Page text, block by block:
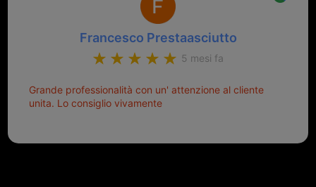
Francesco Prestaasciutto
5 mesi fa
Grande professionalità con un' attenzione al cliente
unita. Lo consiglio vivamente